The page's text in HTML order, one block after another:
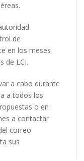
de
en los meses
de LCI.
a cabo durante
a todos los
o en
a contactar
correo
sus